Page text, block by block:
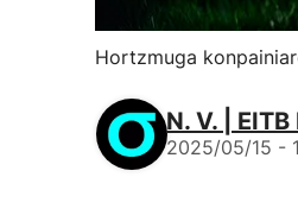
Hortzmuga
N. V. |
2025/05/15 -